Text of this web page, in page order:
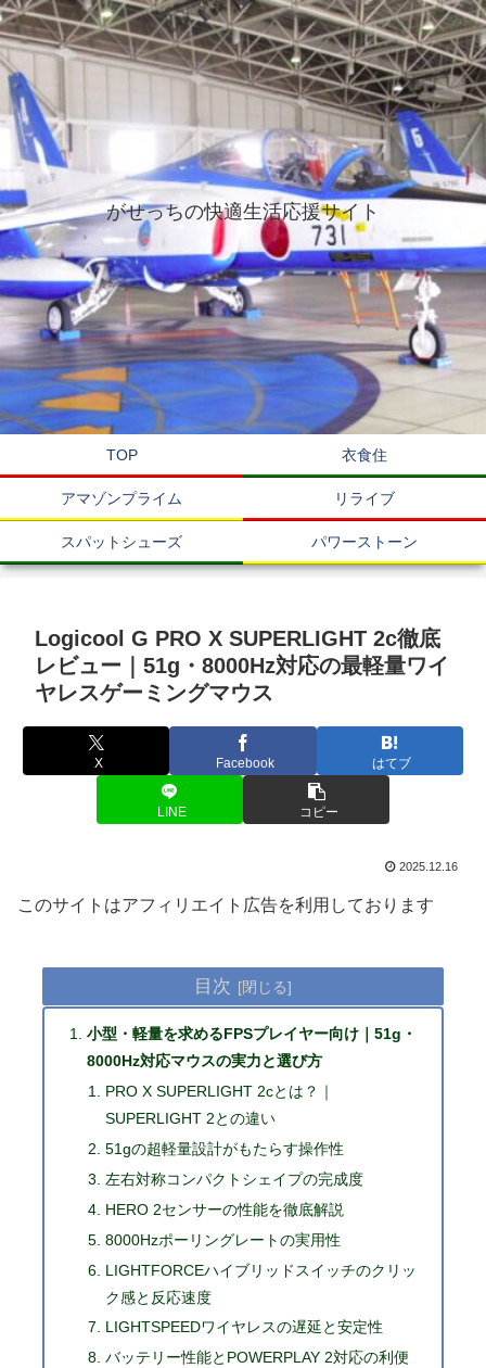
がせっちの快適生活応援サイト
TOP 衣食住
アマゾンプライム リライブ
スパットシューズ パワーストーン
Logicool G PRO X SUPERLIGHT 2c徹底
レビュー｜51g・8000Hz対応の最軽量ワイ
ヤレスゲーミングマウス
X Facebook はてブ
LINE コピー
2025.12.16
このサイトはアフィリエイト広告を利用しております
目次
小型・軽量を求めるFPSプレイヤー向け｜51g・
8000Hz対応マウスの実力と選び方
PRO X SUPERLIGHT 2cとは？｜
SUPERLIGHT 2との違い
51gの超軽量設計がもたらす操作性
左右対称コンパクトシェイプの完成度
HERO 2センサーの性能を徹底解説
8000Hzポーリングレートの実用性
LIGHTFORCEハイブリッドスイッチのクリッ
ク感と反応速度
LIGHTSPEEDワイヤレスの遅延と安定性
バッテリー性能とPOWERPLAY 2対応の利便